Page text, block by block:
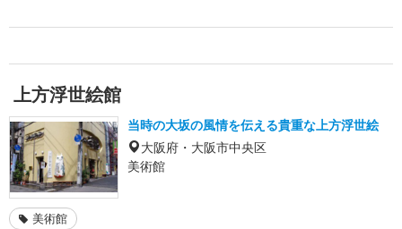
上方浮世絵館
当時の大坂の風情を伝える貴重な上方浮世絵
大阪府・大阪市中央区
美術館
美術館